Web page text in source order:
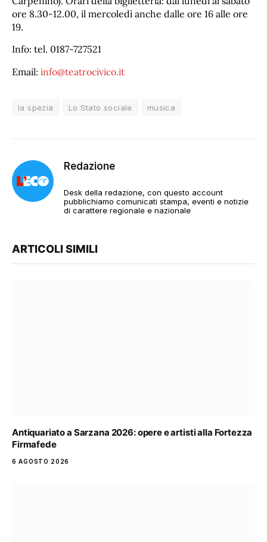
ore 8.30-12.00, il mercoledì anche dalle ore 16 alle ore
19.
Info: tel. 0187-727521
Email: info@teatrocivico.it
la spezia Lo Stato sociale musica
Redazione
Desk della redazione, con questo account
pubblichiamo comunicati stampa, eventi e notizie
di carattere regionale e nazionale
ARTICOLI SIMILI
Antiquariato a Sarzana 2026: opere e artisti alla Fortezza
Firmafede
6 AGOSTO 2026